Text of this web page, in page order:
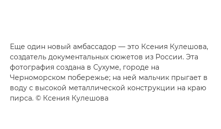
Еще один новый амбассадор — это Ксения Кулешова,
создатель документальных сюжетов из России. Эта
фотография создана в Сухуме, городе на
Черноморском побережье; на ней мальчик прыгает в
воду с высокой металлической конструкции на краю
пирса. © Ксения Кулешова